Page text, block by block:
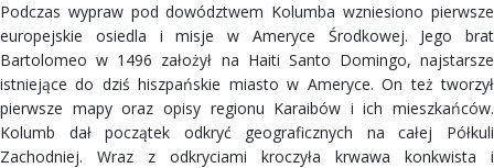
Podczas wypraw pod dowództwem Kolumba wzniesiono pierwsze
europejskie osiedla i misje w Ameryce Środkowej. Jego brat
Bartolomeo w 1496 założył na Haiti Santo Domingo, najstarsze
istniejące do dziś hiszpańskie miasto w Ameryce. On też tworzył
pierwsze mapy oraz opisy regionu Karaibów i ich mieszkańców.
Kolumb dał początek odkryć geograficznych na całej Półkuli
Zachodniej. Wraz z odkryciami kroczyła krwawa konkwista i